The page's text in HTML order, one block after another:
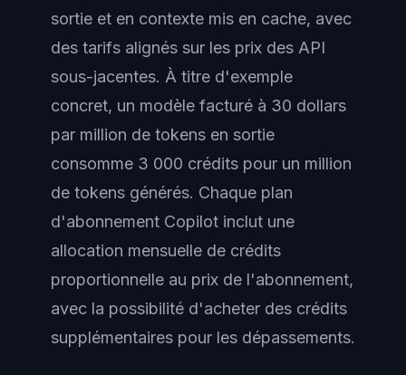
sortie et en contexte mis en cache, avec
des tarifs alignés sur les prix des API
sous-jacentes. À titre d'exemple
concret, un modèle facturé à 30 dollars
par million de tokens en sortie
consomme 3 000 crédits pour un million
de tokens générés. Chaque plan
d'abonnement Copilot inclut une
allocation mensuelle de crédits
proportionnelle au prix de l'abonnement,
avec la possibilité d'acheter des crédits
supplémentaires pour les dépassements.